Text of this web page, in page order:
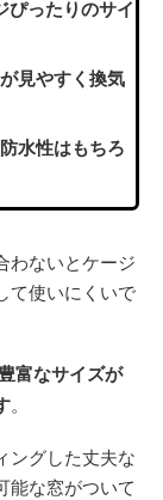
ぴったりのサイ
見やすく換気
水性はもちろ
わないとケージ
て使いにくいで
富なサイズが
。
ングした丈夫な
能な窓がついて